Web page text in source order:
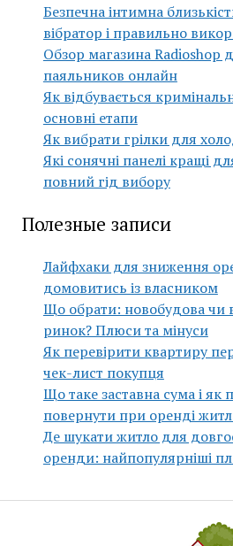
Безпечна інтимна
вібратор і правильно
Обзор магазина Radioshop
паяльников онлайн
Як відбувається
основні етапи
Як вибрати грілки для
Які сонячні панелі кращі
повний гід вибору
Полезные записи
Лайфхаки для зниження
домовитись із власником
Що обрати: новобудова чи
ринок? Плюси та мінуси
Як перевірити квартиру
чек-лист покупця
Що таке заставна сума і як
повернути при оренді
Де шукати житло для
оренди: найпопулярніші